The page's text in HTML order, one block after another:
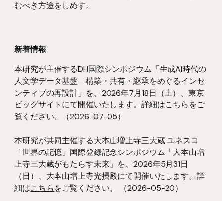
むべき方途をしめす。
新着情報
本研究が主催するDH国際シンポジウム「生成AI時代の
人文学データ基盤―構築・共有・継承をめぐるインセ
ンティブの再設計」を、2026年7月18日（土）、東京
ビッグサイトにて開催いたします。詳細はこちらをご
覧ください。
（2026-07-05）
本研究が共同主催する大本山増上寺三大蔵 ユネスコ
「世界の記憶」国際登録記念シンポジウム「大本山増
上寺三大蔵がもたらす未来」を、2026年5月31日
（日）、大本山増上寺光摂殿にて開催いたします。詳
細はこちらをご覧ください。 （2026-05-20）